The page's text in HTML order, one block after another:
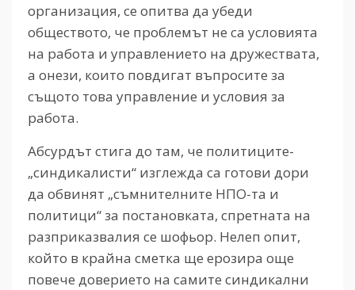
организация, се опитва да убеди
обществото, че проблемът не са условията
на работа и управлението на дружествата,
а онези, които повдигат въпросите за
същото това управление и условия за
работа.
Абсурдът стига до там, че политиците-
„синдикалисти“ изглежда са готови дори
да обвинят „съмнителните НПО-та и
политици“ за постановката, спретната на
разприказвалия се шофьор. Нелеп опит,
който в крайна сметка ще ерозира още
повече доверието на самите синдикални